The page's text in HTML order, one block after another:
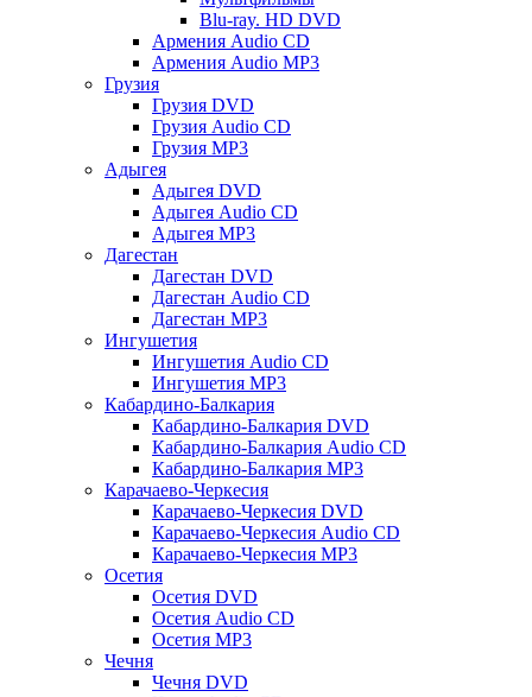
Blu-ray. HD DVD
Армения Audio CD
Армения Audio MP3
Грузия
Грузия DVD
Грузия Audio CD
Грузия MP3
Адыгея
Адыгея DVD
Адыгея Audio CD
Адыгея MP3
Дагестан
Дагестан DVD
Дагестан Audio CD
Дагестан MP3
Ингушетия
Ингушетия Audio CD
Ингушетия MP3
Кабардино-Балкария
Кабардино-Балкария DVD
Кабардино-Балкария Audio CD
Кабардино-Балкария MP3
Карачаево-Черкесия
Карачаево-Черкесия DVD
Карачаево-Черкесия Audio CD
Карачаево-Черкесия MP3
Осетия
Осетия DVD
Осетия Audio CD
Осетия MP3
Чечня
Чечня DVD